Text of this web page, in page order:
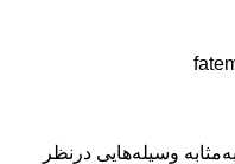
وسیله‌هایی درنظر